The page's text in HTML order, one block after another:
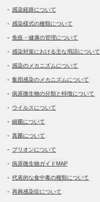
感染経路について
感染様式の種類について
免疫・健康の管理について
感染対策における主な用語について
感染のメカニズムについて
集団感染のメカニズムについて
病原微生物の分類と特徴について
ウイルスについて
細菌について
真菌について
プリオンについて
病原微生物ガイドMAP
代表的な食中毒の種類について
再興感染症について